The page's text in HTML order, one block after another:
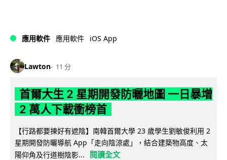
應用軟件 應用軟件 iOS App
Lawton 11 分
首爾大生 2 星期開發防曬地圖 一日暴增
2 萬人下載衝榜首
【行路都要揀好有遮陰】南韓首爾大學 23 歲學生劉敏俊利用 2
星期開發防曬導航 App「走向陰涼處」，結合建築物高度、太
陽仰角及行道樹陰影...
閱讀全文